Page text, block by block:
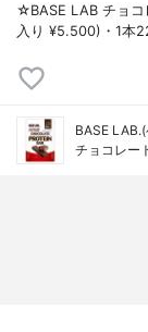
☆BASE LAB チョ
入り ¥5.500)・1本
BASE
チョコレー